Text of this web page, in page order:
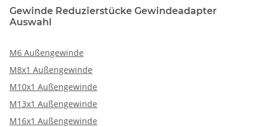
Gewinde Reduzierstücke Gewindeadapter
Auswahl
M6 Außengewinde
M8x1 Außengewinde
M10x1 Außengewinde
M13x1 Außengewinde
M16x1 Außengewinde